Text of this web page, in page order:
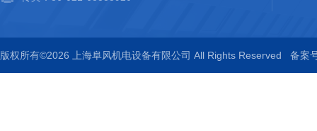
版权所有©2026 上海阜风机电设备有限公司 All Rights Reserved 备案